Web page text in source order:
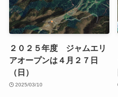
２０２５年度 ジャムエリ
アオープンは４月２７日
（日）
2025/03/10